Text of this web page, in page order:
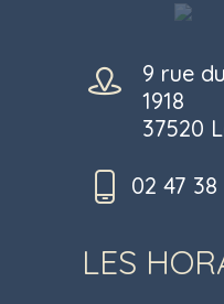
9 rue
1918
37520
02 47 38
LES